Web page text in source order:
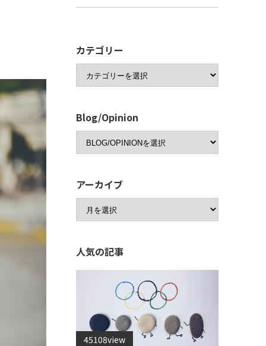
カテゴリー
Blog/Opinion
アーカイブ
人気の記事
45108view